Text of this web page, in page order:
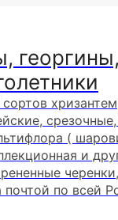
(
и
черенки,
по всей